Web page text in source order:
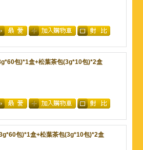
包)*1盒+松葉茶包(3g*10包)*2盒
包)*1盒+松葉茶包(3g*10包)*2盒